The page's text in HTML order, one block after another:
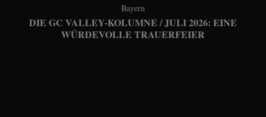
Bayern
DIE GC VALLEY-KOLUMNE / JULI 2026: EINE
WÜRDEVOLLE TRAUERFEIER